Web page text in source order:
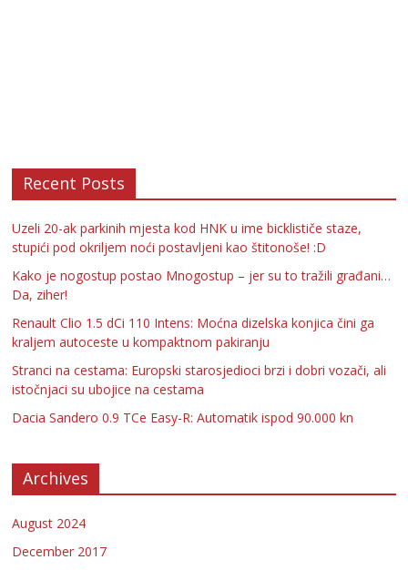
Recent Posts
Uzeli 20-ak parkinih mjesta kod HNK u ime bicklističe staze,
stupići pod okriljem noći postavljeni kao štitonoše! :D
Kako je nogostup postao Mnogostup – jer su to tražili građani…
Da, ziher!
Renault Clio 1.5 dCi 110 Intens: Moćna dizelska konjica čini ga
kraljem autoceste u kompaktnom pakiranju
Stranci na cestama: Europski starosjedioci brzi i dobri vozači, ali
istočnjaci su ubojice na cestama
Dacia Sandero 0.9 TCe Easy-R: Automatik ispod 90.000 kn
Archives
August 2024
December 2017